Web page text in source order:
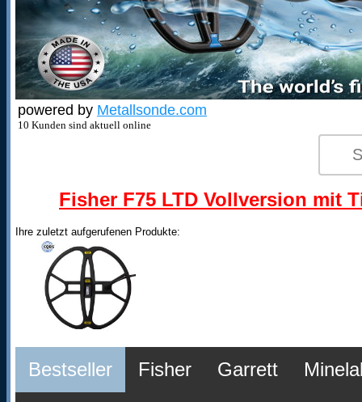
powered by Metallsonde.com
10 Kunden sind aktuell online
Fisher F75 LTD Vollversion mit
Ihre zuletzt aufgerufenen Produkte:
Bestseller Fisher Garrett